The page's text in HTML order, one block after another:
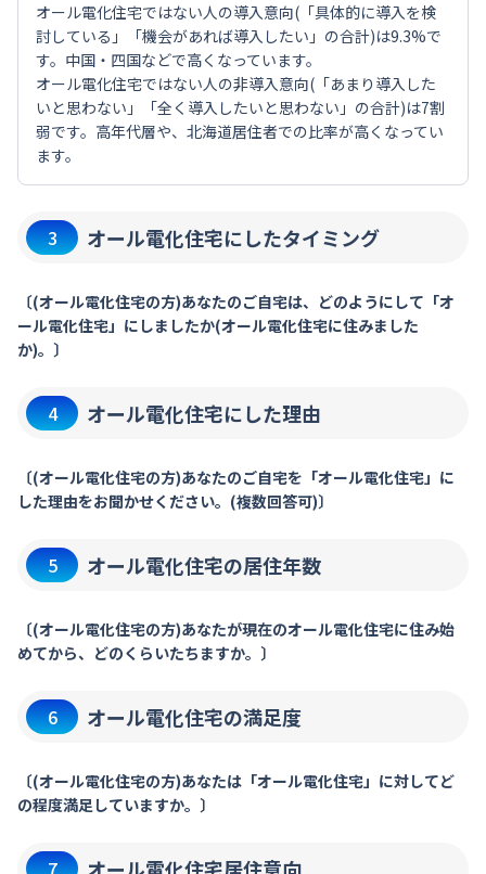
オール電化住宅ではない人の導入意向(「具体的に導入を検
討している」「機会があれば導入したい」の合計)は9.3%で
す。中国・四国などで高くなっています。
オール電化住宅ではない人の非導入意向(「あまり導入した
いと思わない」「全く導入したいと思わない」の合計)は7割
弱です。高年代層や、北海道居住者での比率が高くなってい
ます。
3 オール電化住宅にしたタイミング
〔(オール電化住宅の方)あなたのご自宅は、どのようにして「オ
ール電化住宅」にしましたか(オール電化住宅に住みました
か)。〕
4 オール電化住宅にした理由
〔(オール電化住宅の方)あなたのご自宅を「オール電化住宅」に
した理由をお聞かせください。(複数回答可)〕
5 オール電化住宅の居住年数
〔(オール電化住宅の方)あなたが現在のオール電化住宅に住み始
めてから、どのくらいたちますか。〕
6 オール電化住宅の満足度
〔(オール電化住宅の方)あなたは「オール電化住宅」に対してど
の程度満足していますか。〕
7 オール電化住宅居住意向